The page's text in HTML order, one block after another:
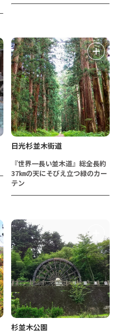
日光杉並木街道
『世界一長い並木道』総全長約
37㎞の天にそびえ立つ緑のカー
テン
杉並木公園